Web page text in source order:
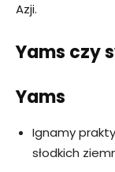
Azji.
Yams czy
Yams
Ignamy
słodkich